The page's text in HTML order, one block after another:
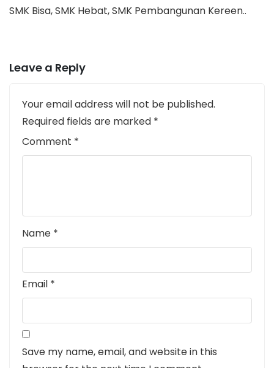
SMK Bisa, SMK Hebat, SMK Pembangunan Kereen..
Leave a Reply
Your email address will not be published.
Required fields are marked *
Comment *
Name *
Email *
Save my name, email, and website in this